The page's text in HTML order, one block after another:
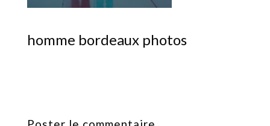
homme bordeaux photos